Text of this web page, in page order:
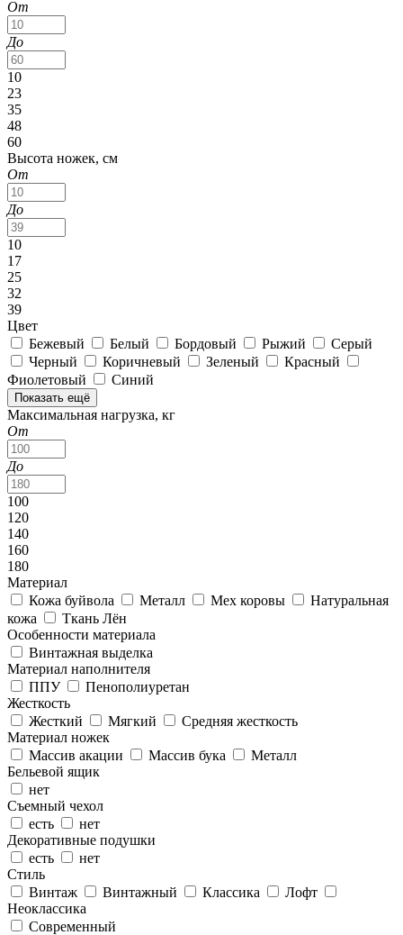
От
До
10
23
35
48
60
Высота ножек, см
От
До
10
17
25
32
39
Цвет
Бежевый
Белый Бордовый Рыжий
Серый
Черный
Коричневый Зеленый
Красный
Фиолетовый
Синий
Показать ещё
Максимальная нагрузка, кг
От
До
100
120
140
160
180
Материал
Кожа буйвола
Металл Мех коровы
Натуральная
кожа
Ткань Лён
Особенности материала
Винтажная выделка
Материал наполнителя
ППУ
Пенополиуретан
Жесткость
Жесткий
Мягкий
Средняя жесткость
Материал ножек
Массив акации
Массив бука
Металл
Бельевой ящик
нет
Съемный чехол
есть
нет
Декоративные подушки
есть
нет
Стиль
Винтаж
Винтажный Классика
Лофт
Неоклассика
Современный